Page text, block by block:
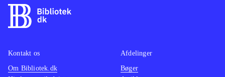
Kontakt os
Om Bibliotek.dk
Afdelinger
Bøger